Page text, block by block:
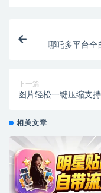
哪吒多平台全
下一篇
图片轻松一键压缩支
相关文章